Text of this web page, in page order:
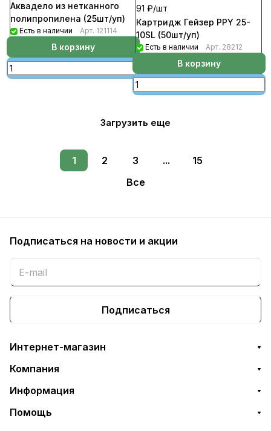
Аквадело из нетканного
полипропилена (25шт/уп)
Есть в наличии Арт. 121114
В корзину
91 ₽/шт
Картридж Гейзер PPY 25-
10SL (50шт/уп)
Есть в наличии Арт. 28212
В корзину
Загрузить еще
1 2 3 ...
15
Все
Подписаться на новости и акции
Подписаться
Интернет-магазин
Компания
Информация
Помощь